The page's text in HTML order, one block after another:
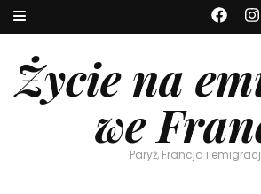
Życie na
we
Paryż, Francja i